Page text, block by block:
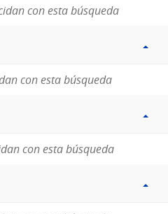
con esta búsqueda
con esta búsqueda
con esta búsqueda